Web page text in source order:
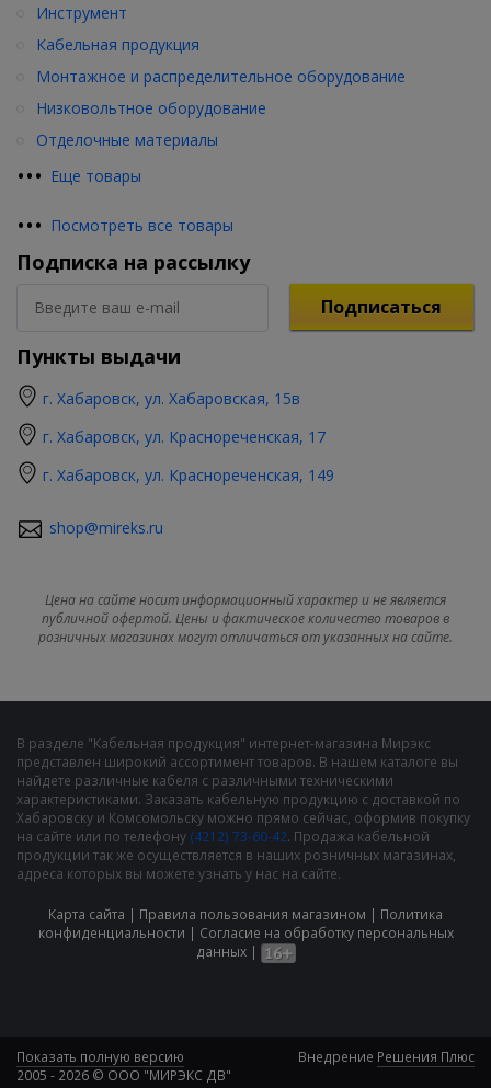
••• Еще товары
Инструмент
Кабельная продукция
Монтажное и распределительное оборудование
Низковольтное оборудование
Отделочные материалы
••• Посмотреть все товары
Подписка на рассылку
Подписаться
Пункты выдачи
г. Хабаровск, ул. Хабаровская, 15в
г. Хабаровск, ул. Краснореченская, 17
г. Хабаровск, ул. Краснореченская, 149
shop@mireks.ru
Цена на сайте носит информационный характер и не является
публичной офертой. Цены и фактическое количество товаров в
розничных магазинах могут отличаться от указанных на сайте.
В разделе "Кабельная продукция" интернет-магазина Мирэкс
представлен широкий ассортимент товаров. В нашем каталоге вы
найдете различные кабеля с различными техническими
характеристиками. Заказать кабельную продукцию с доставкой по
Хабаровску и Комсомольску можно прямо сейчас, оформив покупку
на сайте или по телефону (4212) 73-60-42. Продажа кабельной
продукции так же осуществляется в наших розничных магазинах,
адреса которых вы можете узнать у нас на сайте.
Карта сайта | Правила пользования магазином | Политика
конфиденциальности | Cогласие на обработку персональных
данных|
Показать полную версию
2005 - 2026 © ООО "МИРЭКС ДВ"
Внедрение Решения Плюс